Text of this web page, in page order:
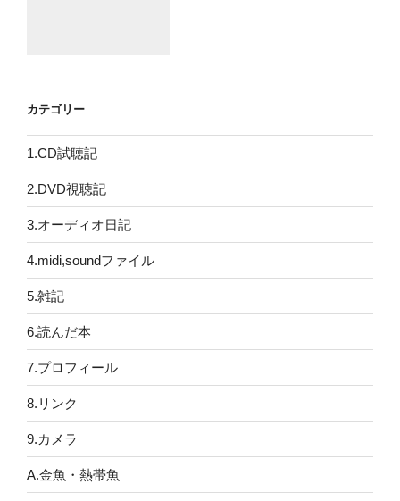
カテゴリー
1.CD試聴記
2.DVD視聴記
3.オーディオ日記
4.midi,soundファイル
5.雑記
6.読んだ本
7.プロフィール
8.リンク
9.カメラ
A.金魚・熱帯魚